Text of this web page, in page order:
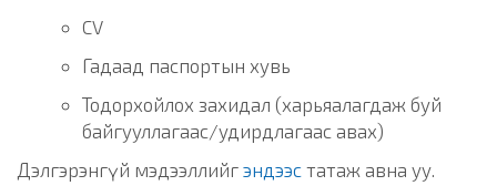
CV
Гадаад паспортын хувь
Тодорхойлох захидал (харьяалагдаж буй
байгууллагаас/удирдлагаас авах)
Дэлгэрэнгүй мэдээллийг эндээс татаж авна уу.